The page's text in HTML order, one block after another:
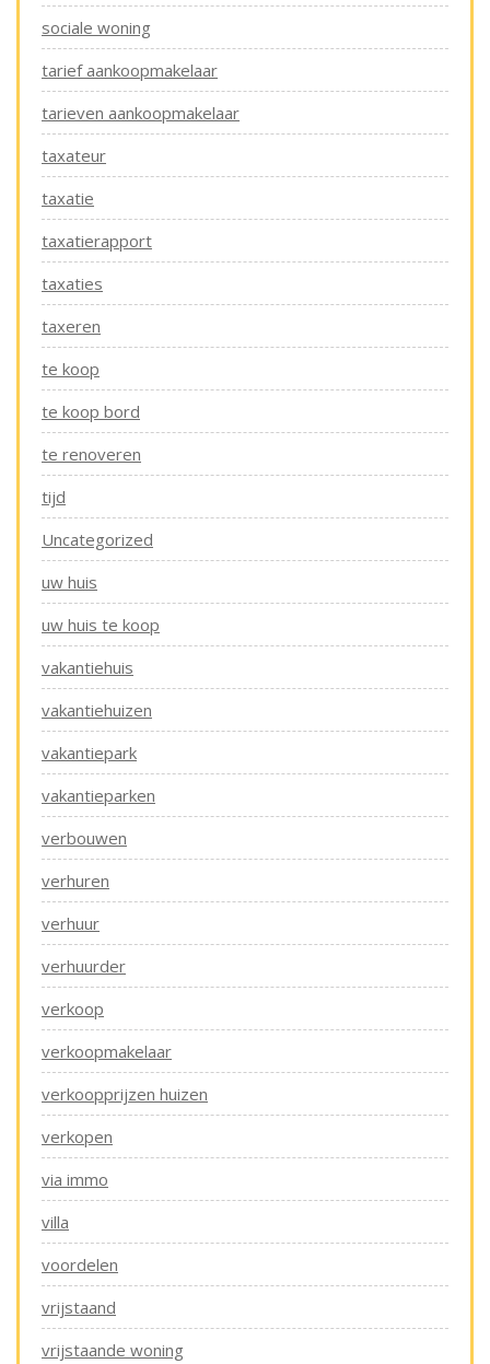
sociale woning
tarief aankoopmakelaar
tarieven aankoopmakelaar
taxateur
taxatie
taxatierapport
taxaties
taxeren
te koop
te koop bord
te renoveren
tijd
Uncategorized
uw huis
uw huis te koop
vakantiehuis
vakantiehuizen
vakantiepark
vakantieparken
verbouwen
verhuren
verhuur
verhuurder
verkoop
verkoopmakelaar
verkoopprijzen huizen
verkopen
via immo
villa
voordelen
vrijstaand
vrijstaande woning